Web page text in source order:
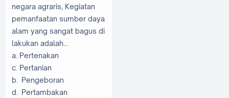
negara agraris, Kegiatan
pemanfaatan sumber daya
alam yang sangat bagus di
lakukan adalah…
a. Pertenakan
c. Pertanian
b. Pengeboran
d. Pertambakan